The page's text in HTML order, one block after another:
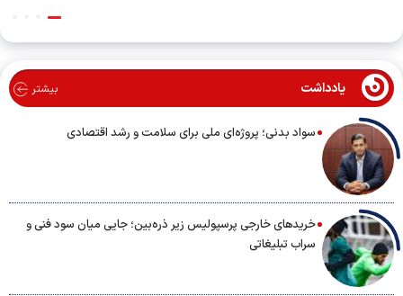
یادداشت بیشتر
سواد بدنی؛ پروژه‌ای ملی برای سلامت و رشد اقتصادی
خریدهای خارجی پرسپولیس زیر ذره‌بین؛ جایی میان سود فنی و
سراب تبلیغاتی